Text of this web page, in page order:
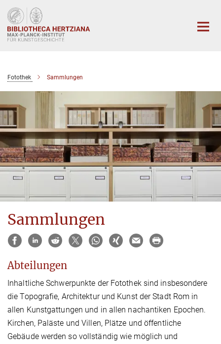
Hauptinhalt
Fotothek Sammlungen
Sammlungen
Abteilungen
Inhaltliche Schwerpunkte der Fotothek sind insbesondere
die Topografie, Architektur und Kunst der Stadt Rom in
allen Kunstgattungen und in allen nachantiken Epochen.
Kirchen, Paläste und Villen, Plätze und öffentliche
Gebäude werden so vollständig wie möglich und